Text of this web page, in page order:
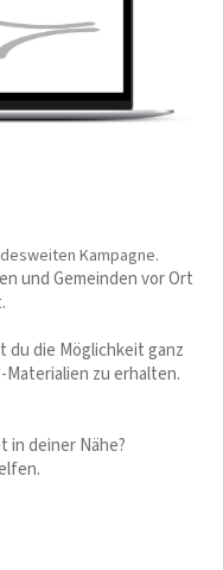
Kampagne.
und Gemeinden vor Ort
du die Möglichkeit ganz
zu erhalten.
in deiner Nähe?